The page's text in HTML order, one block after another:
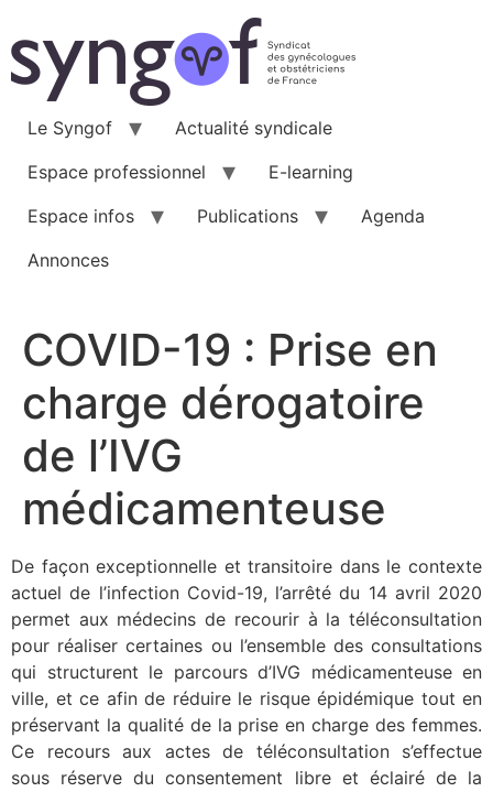
au
contenu
Le Syngof
Actualité syndicale
Espace professionnel
E-learning
Espace infos
Publications
Agenda
Annonces
COVID-19 : Prise en
charge dérogatoire
de l’IVG
médicamenteuse
De façon exceptionnelle et transitoire dans le contexte
actuel de l’infection Covid-19, l’arrêté du 14 avril 2020
permet aux médecins de recourir à la téléconsultation
pour réaliser certaines ou l’ensemble des consultations
qui structurent le parcours d’IVG médicamenteuse en
ville, et ce afin de réduire le risque épidémique tout en
préservant la qualité de la prise en charge des femmes.
Ce recours aux actes de téléconsultation s’effectue
sous réserve du consentement libre et éclairé de la